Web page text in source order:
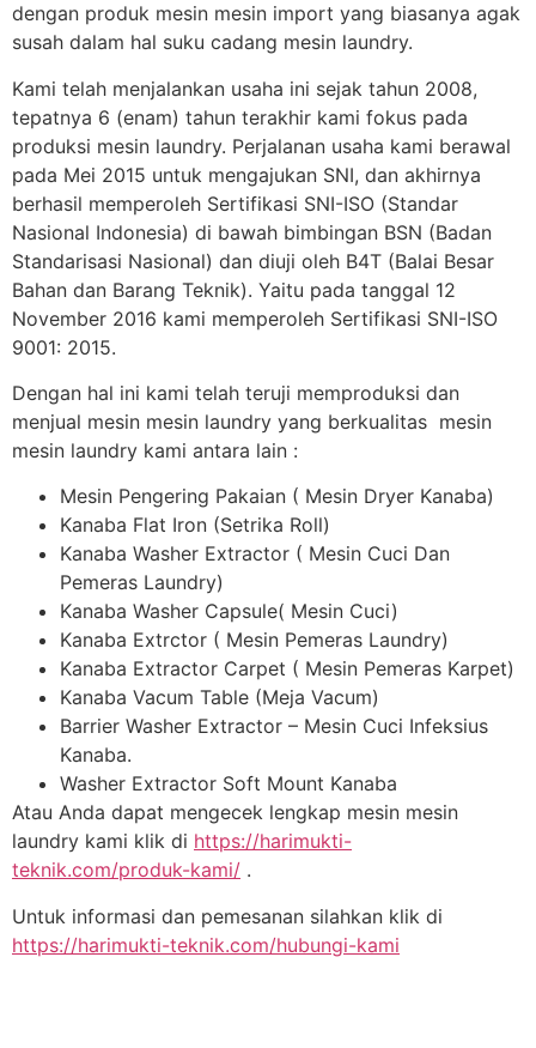
dengan produk mesin mesin import yang biasanya agak
susah dalam hal suku cadang mesin laundry.
Kami telah menjalankan usaha ini sejak tahun 2008,
tepatnya 6 (enam) tahun terakhir kami fokus pada
produksi mesin laundry. Perjalanan usaha kami berawal
pada Mei 2015 untuk mengajukan SNI, dan akhirnya
berhasil memperoleh Sertifikasi SNI-ISO (Standar
Nasional Indonesia) di bawah bimbingan BSN (Badan
Standarisasi Nasional) dan diuji oleh B4T (Balai Besar
Bahan dan Barang Teknik). Yaitu pada tanggal 12
November 2016 kami memperoleh Sertifikasi SNI-ISO
9001: 2015.
Dengan hal ini kami telah teruji memproduksi dan
menjual mesin mesin laundry yang berkualitas mesin
mesin laundry kami antara lain :
Mesin Pengering Pakaian ( Mesin Dryer Kanaba)
Kanaba Flat Iron (Setrika Roll)
Kanaba Washer Extractor ( Mesin Cuci Dan
Pemeras Laundry)
Kanaba Washer Capsule( Mesin Cuci)
Kanaba Extrctor ( Mesin Pemeras Laundry)
Kanaba Extractor Carpet ( Mesin Pemeras Karpet)
Kanaba Vacum Table (Meja Vacum)
Barrier Washer Extractor – Mesin Cuci Infeksius
Kanaba.
Washer Extractor Soft Mount Kanaba
Atau Anda dapat mengecek lengkap mesin mesin
laundry kami klik di https://harimukti-
teknik.com/produk-kami/ .
Untuk informasi dan pemesanan silahkan klik di
https://harimukti-teknik.com/hubungi-kami